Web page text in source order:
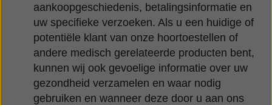
aankoopgeschiedenis, betalingsinformatie en
uw specifieke verzoeken. Als u een huidige of
potentiële klant van onze hoortoestellen of
andere medisch gerelateerde producten bent,
kunnen wij ook gevoelige informatie over uw
gezondheid verzamelen en waar nodig
gebruiken en wanneer deze door u aan ons